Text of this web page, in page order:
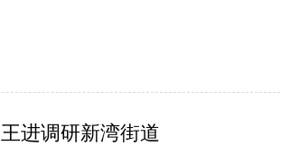
王进调研新湾街道